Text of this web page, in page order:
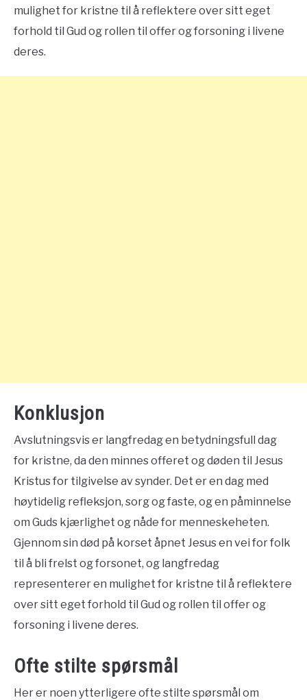
mulighet for kristne til å reflektere over sitt eget
forhold til Gud og rollen til offer og forsoning i livene
deres.
Konklusjon
Avslutningsvis er langfredag en betydningsfull dag
for kristne, da den minnes offeret og døden til Jesus
Kristus for tilgivelse av synder. Det er en dag med
høytidelig refleksjon, sorg og faste, og en påminnelse
om Guds kjærlighet og nåde for menneskeheten.
Gjennom sin død på korset åpnet Jesus en vei for folk
til å bli frelst og forsonet, og langfredag
representerer en mulighet for kristne til å reflektere
over sitt eget forhold til Gud og rollen til offer og
forsoning i livene deres.
Ofte stilte spørsmål
Her er noen ytterligere ofte stilte spørsmål om